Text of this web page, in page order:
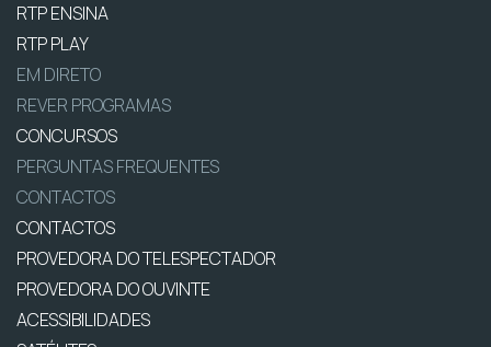
RTP ENSINA
RTP PLAY
EM DIRETO
REVER PROGRAMAS
CONCURSOS
PERGUNTAS FREQUENTES
CONTACTOS
CONTACTOS
PROVEDORA DO TELESPECTADOR
PROVEDORA DO OUVINTE
ACESSIBILIDADES